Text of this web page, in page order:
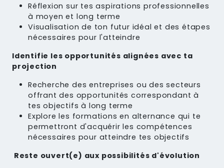
Réflexion sur tes aspirations professionnelles
à moyen et long terme
Visualisation de ton futur idéal et des étapes
nécessaires pour l'atteindre
Identifie les opportunités alignées avec ta
projection
Recherche des entreprises ou des secteurs
offrant des opportunités correspondant à
tes objectifs à long terme
Explore les formations en alternance qui te
permettront d'acquérir les compétences
nécessaires pour atteindre tes objectifs
Reste ouvert(e) aux possibilités d'évolution